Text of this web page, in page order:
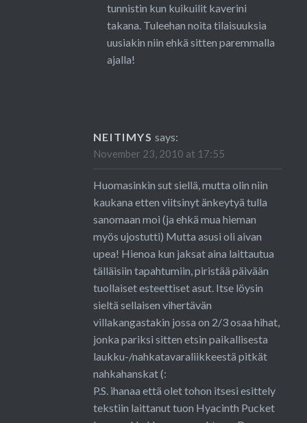
tunnistin kun kuikuilit kaverini
takana. Tuleehan noita tilaisuuksia
uusiakin niin ehkä sitten paremmalla
ajalla!
NEITIMYS says:
November 23, 2010 at 17:55
Huomasinkin sut siellä, mutta olin niin
kaukana etten viitsinyt änkeytyä tulla
sanomaan moi (ja ehkä mua hieman
myös ujostutti) Mutta asusi oli aivan
upea! Hienoa kun jaksat aina laittautua
tälläisiin tapahtumiin, piristää päivään
tuollaiset esteettiset asut. Itse löysin
sieltä sellaisen vihertävän
villakangastakin jossa on 2/3 osaa hihat,
jonka pariksi sitten etsin paikallisesta
laukku-/nahkatavaraliikkeestä pitkät
nahkahanskat (:
P.S. ihanaa että olet tohon itsesi esittely
tekstiin laittanut tuon Hyacinth Pucket